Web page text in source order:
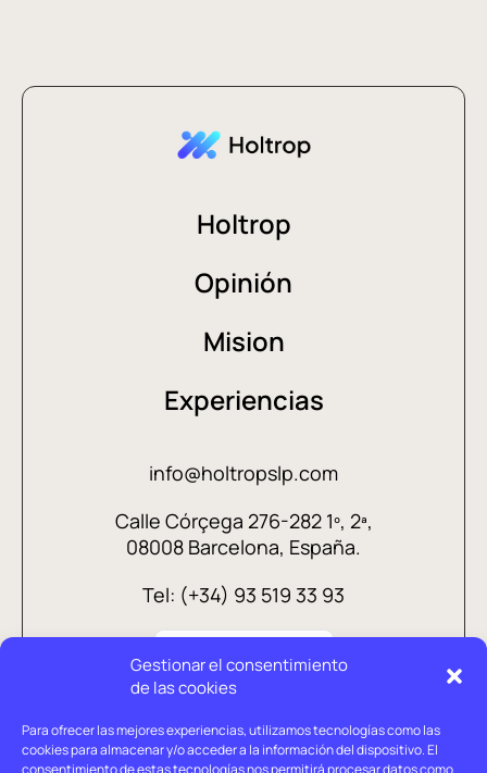
Gestionar el consentimiento
de las cookies
Para ofrecer las mejores experiencias, utilizamos tecnologías como las
cookies para almacenar y/o acceder a la información del dispositivo. El
consentimiento de estas tecnologías nos permitirá procesar datos como
Holtrop
Opinión
Mision
Experiencias
info@holtropslp.com
Calle Córçega 276-282 1º, 2ª,
08008 Barcelona, España.
Tel: (+34) 93 519 33 93